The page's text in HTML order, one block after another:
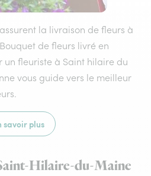
la livraison de fleurs à
de fleurs livré en
un fleuriste à Saint hilaire du
vous guide vers le meilleur
savoir plus
Hilaire-du-Maine